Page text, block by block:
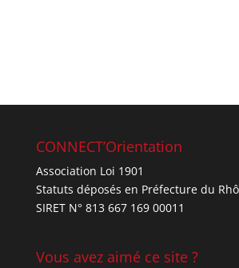
CONNECT’Orientation
Association Loi 1901
Statuts déposés en Préfecture du
SIRET N° 813 667 169 00011
Vous avez aimé ce site ?